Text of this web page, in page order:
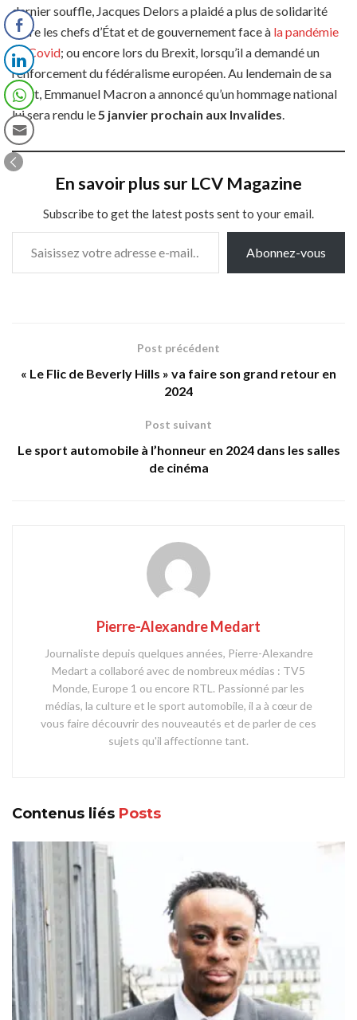
dernier souffle, Jacques Delors a plaidé a plus de solidarité
entre les chefs d’État et de gouvernement face à la pandémie
de Covid; ou encore lors du Brexit, lorsqu’il a demandé un
renforcement du fédéralisme européen. Au lendemain de sa
mort, Emmanuel Macron a annoncé qu’un hommage national
lui sera rendu le 5 janvier prochain aux Invalides
En savoir plus sur LCV Magazine
Subscribe to get the latest posts sent to your email.
Saisissez votre adresse e-mail…
Abonnez-vous
Post précédent
« Le Flic de Beverly Hills » va faire son grand retour en
2024
Post suivant
Le sport automobile à l’honneur en 2024 dans les salles
de cinéma
Pierre-Alexandre Medart
Journaliste depuis quelques années, Pierre-Alexandre
Medart a collaboré avec de nombreux médias : TV5
Monde, Europe 1 ou encore RTL. Passionné par les
médias, la culture et le sport automobile, il a à cœur de
vous faire découvrir des nouveautés et de parler de ces
sujets qu'il affectionne tant.
Contenus liés Posts